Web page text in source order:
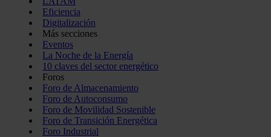
Eficiencia
Digitalización
Más secciones
Eventos
La Noche de la Energía
10 claves del sector energético
Foros
Foro de Almacenamiento
Foro de Autoconsumo
Foro de Movilidad Sostenible
Foro de Transición Energética
Foro Industrial